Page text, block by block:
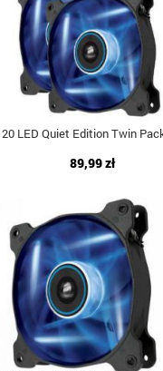
LED Quiet Edition Twin
89,99 zł